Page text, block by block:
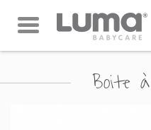
Toggle
navigation
Boite